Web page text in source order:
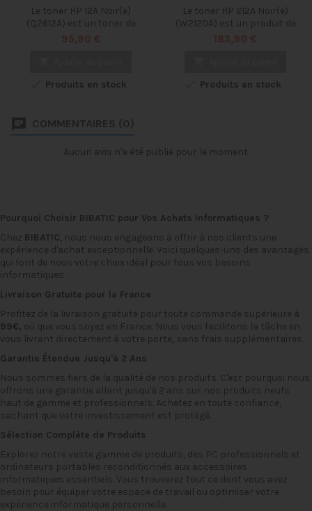
Le toner HP 12A Noir(e)
(Q2612A) est un toner de
d'impression de jusqu'à 2
particuliers qui ont besoin
d'imprimer régulièrement. Le
Produits en stock
Le toner HP 212A Noir(e)
(W2120A) est un produit de
impressions nettes et
professionnels. Le toner HP
212A est facile à installer et
Produits en stock
Aucun avis n'a été publié pour le moment.
Pourquoi Choisir BIBATIC pour Vos Achats Informatiques ?
Chez BIBATIC , nous nous engageons à offrir à nos clients une
expérience d'achat exceptionnelle. Voici quelques-uns des avantages
qui font de nous votre choix idéal pour tous vos besoins
informatiques :
Livraison Gratuite pour la France
Profitez de la livraison gratuite pour toute commande supérieure à
99€, où que vous soyez en France. Nous vous facilitons la tâche en
vous livrant directement à votre porte, sans frais supplémentaires.
Garantie Étendue Jusqu'à 2 Ans
Nous sommes fiers de la qualité de nos produits. C'est pourquoi nous
offrons une garantie allant jusqu'à 2 ans sur nos produits neufs
haut de gamme et professionnels. Achetez en toute confiance,
sachant que votre investissement est protégé.
Sélection Complète de Produits
Explorez notre vaste gamme de produits, des PC professionnels et
ordinateurs portables reconditionnés aux accessoires
informatiques essentiels. Vous trouverez tout ce dont vous avez
besoin pour équiper votre espace de travail ou optimiser votre
expérience informatique personnelle.